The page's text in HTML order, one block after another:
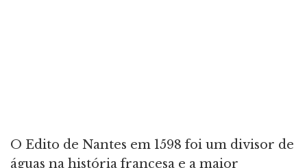
O Edito de Nantes em 1598 foi um divisor de
águas na história francesa e a maior